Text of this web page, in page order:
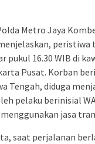
Metro Jaya
peristiwa
pukul 16.30 WIB di
Pusat. Korban
Tengah, diduga
pelaku berinisial
jasa
saat perjalanan